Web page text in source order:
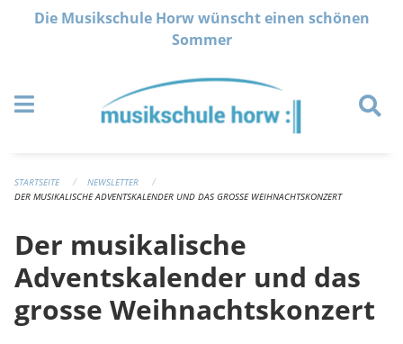
Navigation überspringen
Die Musikschule Horw wünscht einen schönen
Sommer
STARTSEITE
NEWSLETTER
DER MUSIKALISCHE ADVENTSKALENDER UND DAS GROSSE WEIHNACHTSKONZERT
Der musikalische
Adventskalender und das
grosse Weihnachtskonzert